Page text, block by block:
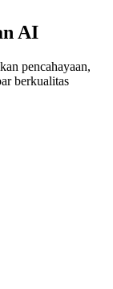
AI
pencahayaan,
berkualitas